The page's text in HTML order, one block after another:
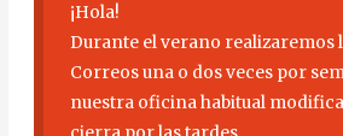
¡Hola!
Durante el verano realizaremos
Correos una o dos veces por
nuestra oficina habitual